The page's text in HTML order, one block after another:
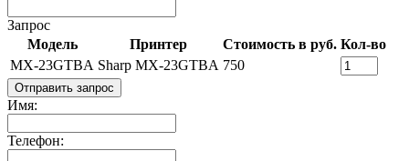
Запрос
Модель
Принтер Стоимость в руб. Кол-во
MX-23GTBA Sharp MX-23GTBA 750
Отправить запрос
Имя:
Телефон: